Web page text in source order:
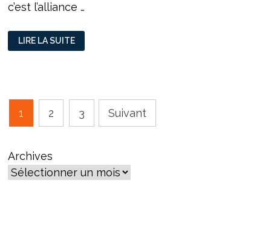
c’est l’alliance …
ÉLECTIONS
2020
:
VERTS.
LIRE LA SUITE
Pagination
des
publications
1 2 3 Suivant
Archives